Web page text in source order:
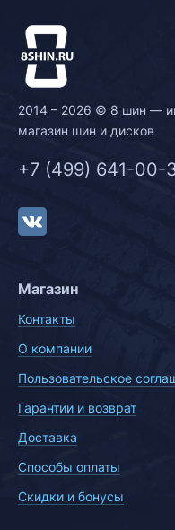
2014 – 2026 © 8 шин —
магазин шин и дисков
+7 (499) 641-00-
Магазин
Контакты
О компании
Пользовательское
Гарантии и возврат
Доставка
Способы оплаты
Скидки и бонусы